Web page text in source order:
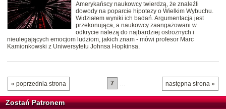
Amerykańscy naukowcy twierdzą, że znaleźli
dowody na poparcie hipotezy o Wielkim Wybuchu.
Widziałem wyniki ich badań. Argumentacja jest
przekonująca, a naukowcy zaangażowani w
odkrycie należą do najbardziej ostrożnych i
nieulegających emocjom ludziom, jakich znam - mówi profesor Marc
Kamionkowski z Uniwersytetu Johnsa Hopkinsa.
« poprzednia strona następna strona »
7 …
Zostań Patronem